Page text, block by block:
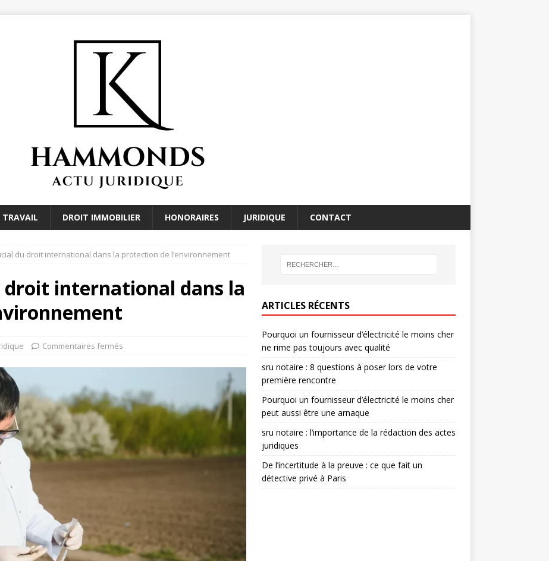
TRAVAIL DROIT IMMOBILIER HONORAIRES JURIDIQUE CONTACT
du droit international dans la protection de l’environnement
droit international dans la
Commentaires fermés
ARTICLES RÉCENTS
Pourquoi un fournisseur d’électricité le moins cher
ne rime pas toujours avec qualité
sru notaire : 8 questions à poser lors de votre
première rencontre
Pourquoi un fournisseur d’électricité le moins cher
peut aussi être une arnaque
sru notaire : l’importance de la rédaction des actes
juridiques
De l’incertitude à la preuve : ce que fait un
détective privé à Paris